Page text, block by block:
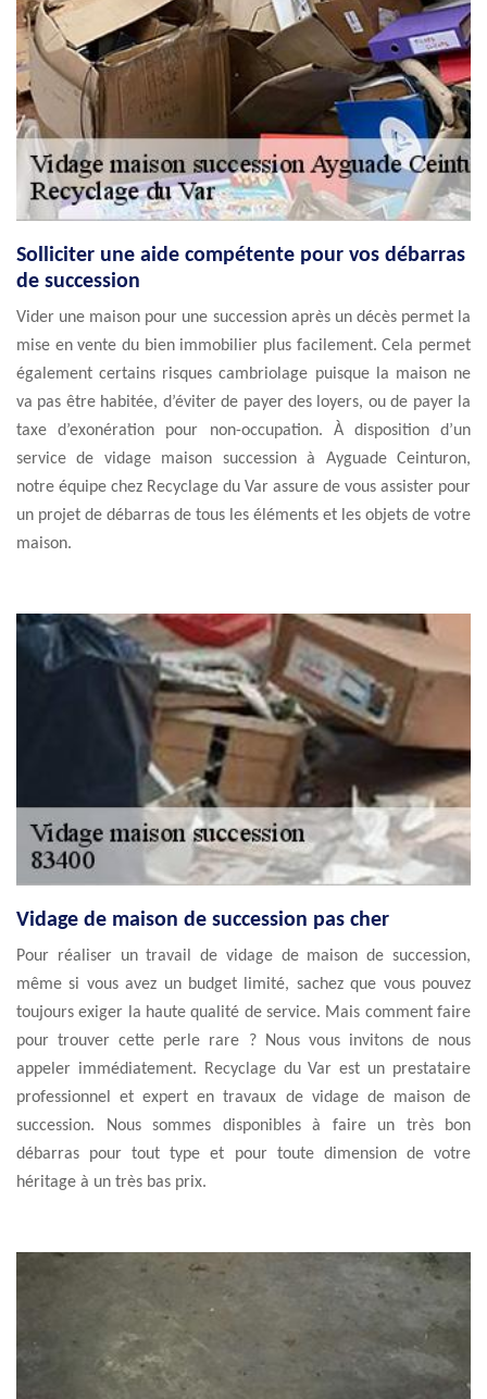
Solliciter une aide compétente pour vos débarras
de succession
Vider une maison pour une succession après un décès permet la
mise en vente du bien immobilier plus facilement. Cela permet
également certains risques cambriolage puisque la maison ne
va pas être habitée, d’éviter de payer des loyers, ou de payer la
taxe d’exonération pour non-occupation. À disposition d’un
service de vidage maison succession à Ayguade Ceinturon,
notre équipe chez Recyclage du Var assure de vous assister pour
un projet de débarras de tous les éléments et les objets de votre
maison.
Vidage de maison de succession pas cher
Pour réaliser un travail de vidage de maison de succession,
même si vous avez un budget limité, sachez que vous pouvez
toujours exiger la haute qualité de service. Mais comment faire
pour trouver cette perle rare ? Nous vous invitons de nous
appeler immédiatement. Recyclage du Var est un prestataire
professionnel et expert en travaux de vidage de maison de
succession. Nous sommes disponibles à faire un très bon
débarras pour tout type et pour toute dimension de votre
héritage à un très bas prix.